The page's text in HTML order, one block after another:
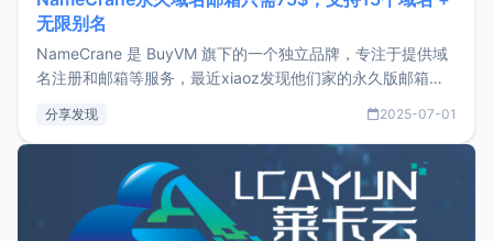
无限别名
NameCrane 是 BuyVM 旗下的一个独立品牌，专注于提供域
名注册和邮箱等服务，最近xiaoz发现他们家的永久版邮箱服
又实惠的域名邮箱，不妨尝试一下 NameCrane。注册
NameCraneNameCrane不支持直接注册，必须要购买
分享发现 2025-07-01